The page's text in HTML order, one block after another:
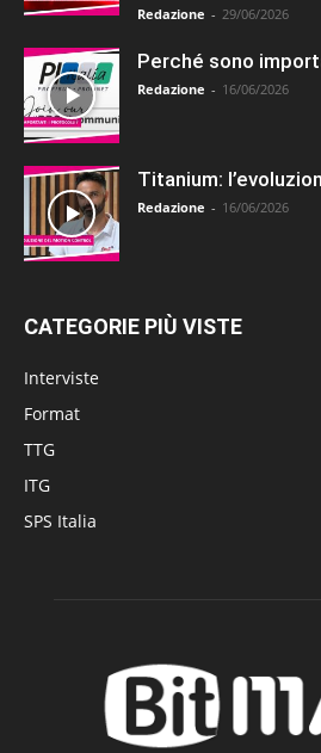
Redazione - 29/06/2026
Perché sono
Redazione - 16/06/2026
Titanium:
Redazione - 16/06/2026
CATEGORIE PIÙ VISTE
Interviste
Format
TTG
ITG
SPS Italia